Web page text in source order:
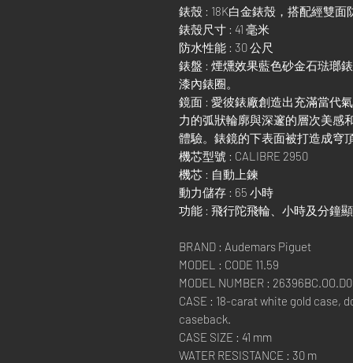
錶殼 : 18K白金錶殼，搭配經雙
錶殼尺寸 : 41 毫米
防水性能 : 30 公尺
錶盤 : 煙燻效果藍色砂金石琺瑯
漆內錶圈。
鏡面 : 愛彼錶廠創造出充滿當代
力的弧狀輪廓與深邃的層次美感
體驗。錶鏡的下表面被打造成穹
機芯型號 : CALIBRE 2950
機芯 : 自動上鍊
動力儲存 : 65 小時
功能 : 飛行陀飛輪、小時及分鐘
BRAND : Audemars Piguet
MODEL : CODE 11.59
MODEL NUMBER :
CASE : 18-carat white gold case,
caseback.
CASE SIZE : 41 mm
WATER RESISTANCE : 30 m